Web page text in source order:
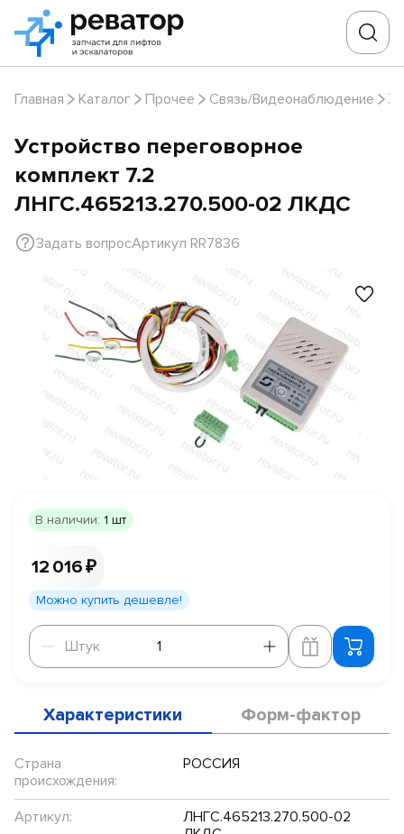
Главная Каталог Прочее Связь/Видеонаблюдение
Устройство переговорное
комплект 7.2
ЛНГС.465213.270.500-02 ЛКДС
Задать вопросАртикул RR7836
В наличии: 1 шт
12 016 ₽
Можно купить дешевле!
Штук
Штук
Характеристики Форм-фактор
Страна
происхождения:
РОССИЯ
Артикул:
ЛНГС.465213.270.500-02